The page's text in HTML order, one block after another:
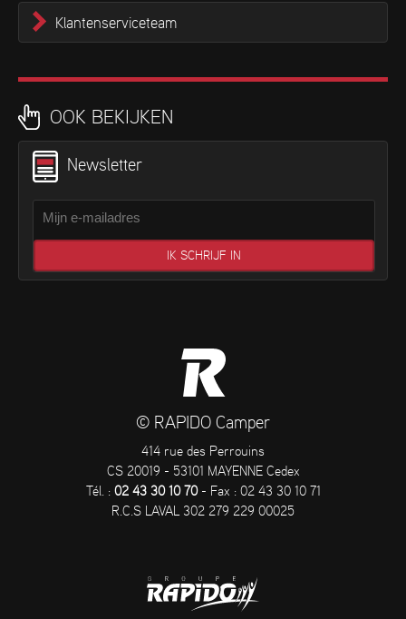
Klantenserviceteam
OOK BEKIJKEN
Newsletter
© RAPIDO Camper
414 rue des Perrouins
CS 20019 - 53101 MAYENNE Cedex
Tél. : 02 43 30 10 70- Fax : 02 43 30 10 71
R.C.S LAVAL 302 279 229 00025